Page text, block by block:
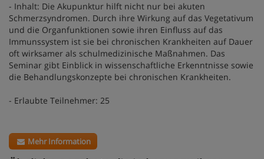
- Inhalt: Die Akupunktur hilft nicht nur bei akuten
Schmerzsyndromen. Durch ihre Wirkung auf das Vegetativum
und die Organfunktionen sowie ihren Einfluss auf das
Immunssystem ist sie bei chronischen Krankheiten auf Dauer
oft wirksamer als schulmedizinische Maßnahmen. Das
Seminar gibt Einblick in wissenschaftliche Erkenntnisse sowie
die Behandlungskonzepte bei chronischen Krankheiten.
- Erlaubte Teilnehmer: 25
Mehr Information